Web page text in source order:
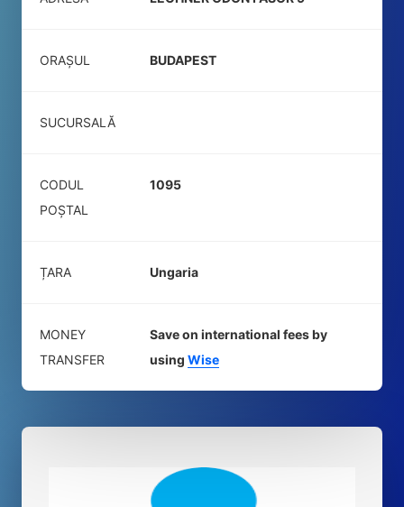
ORAȘUL BUDAPEST
SUCURSALĂ
CODUL
POŞTAL
1095
ȚARA Ungaria
MONEY
TRANSFER
Save on international fees by
using Wise